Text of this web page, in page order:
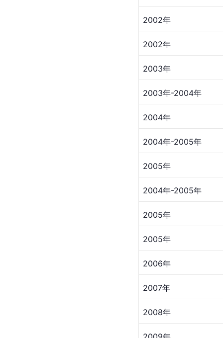
2002年
2002年
2003年
2003年-2004年
2004年
2004年-2005年
2005年
2004年-2005年
2005年
2005年
2006年
2007年
2008年